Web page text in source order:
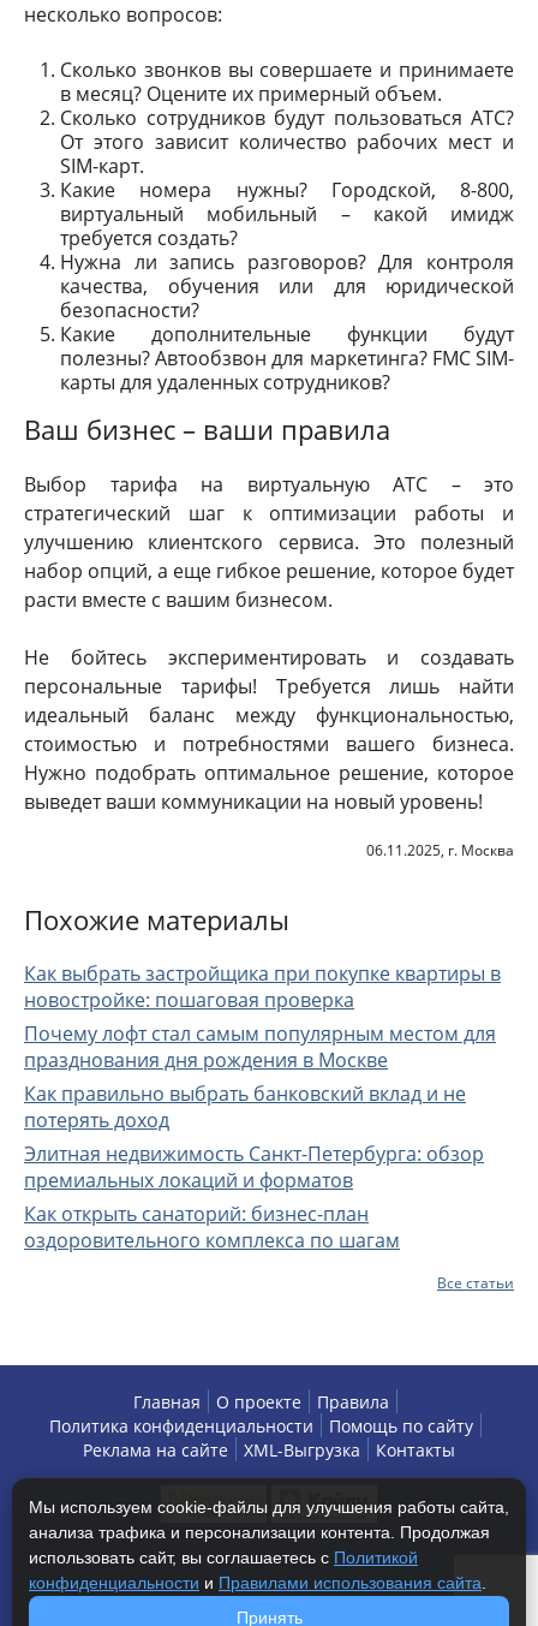
несколько вопросов:
Сколько звонков вы совершаете и принимаете
в месяц? Оцените их примерный объем.
Сколько сотрудников будут пользоваться АТС?
От этого зависит количество рабочих мест и
SIM-карт.
Какие номера нужны? Городской, 8-800,
виртуальный мобильный – какой имидж
требуется создать?
Нужна ли запись разговоров? Для контроля
качества, обучения или для юридической
безопасности?
Какие дополнительные функции будут
полезны? Автообзвон для маркетинга? FMC SIM-
карты для удаленных сотрудников?
Ваш бизнес – ваши правила
Выбор тарифа на виртуальную АТС – это
стратегический шаг к оптимизации работы и
улучшению клиентского сервиса. Это полезный
набор опций, а еще гибкое решение, которое будет
расти вместе с вашим бизнесом.
Не бойтесь экспериментировать и создавать
персональные тарифы! Требуется лишь найти
идеальный баланс между функциональностью,
стоимостью и потребностями вашего бизнеса.
Нужно подобрать оптимальное решение, которое
выведет ваши коммуникации на новый уровень!
06.11.2025, г. Москва
Похожие материалы
Как выбрать застройщика при покупке квартиры в
новостройке: пошаговая проверка
Почему лофт стал самым популярным местом для
празднования дня рождения в Москве
Как правильно выбрать банковский вклад и не
потерять доход
Элитная недвижимость Санкт-Петербурга: обзор
премиальных локаций и форматов
Как открыть санаторий: бизнес-план
оздоровительного комплекса по шагам
Все статьи
Главная О проекте
Правила
Политика конфиденциальности
Помощь по сайту
Реклама на сайте
XML-Выгрузка Контакты
Copyright © 2013-2026 БизнесАренда - коммерческая
Мы используем cookie-файлы для улучшения работы сайта,
анализа трафика и персонализации контента. Продолжая
использовать сайт, вы соглашаетесь с Политикой
конфиденциальности и Правилами использования сайта
Принять